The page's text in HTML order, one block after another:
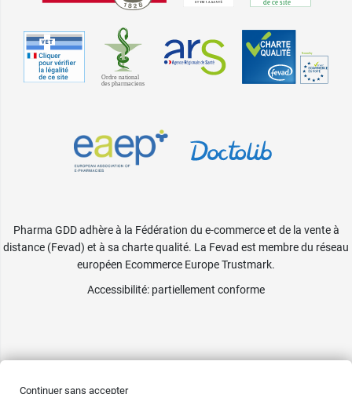
Pharma GDD adhère à la Fédération du e-commerce et de la vente à
distance (Fevad) et à sa charte qualité. La Fevad est membre du réseau
européen Ecommerce Europe Trustmark.
Accessibilité: partiellement conforme
Continuer sans accepter